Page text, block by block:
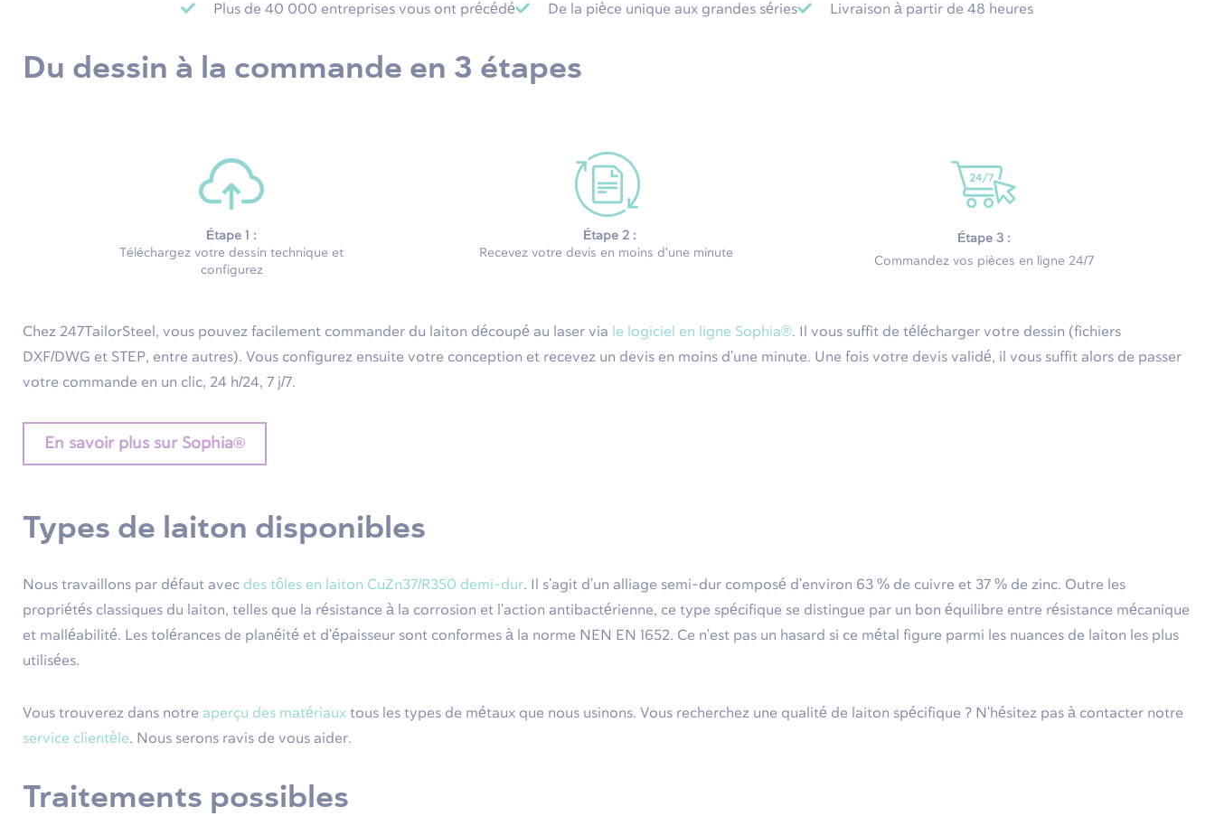
Plus de 40 000 entreprises vous ont précédé De la pièce unique aux grandes séries Livraison à partir de 48 heures
Du dessin à la commande en 3 étapes
Étape 1 :
Téléchargez votre dessin technique et
configurez
Étape 2 :
Recevez votre devis en moins d'une minute
Étape 3 :
Commandez vos pièces en ligne 24/7
Chez 247TailorSteel, vous pouvez facilement commander du laiton découpé au laser via le logiciel en ligne Sophia®. Il vous suffit de télécharger votre dessin (fichiers
DXF/DWG et STEP, entre autres). Vous configurez ensuite votre conception et recevez un devis en moins d'une minute. Une fois votre devis validé, il vous suffit alors de passer
votre commande en un clic, 24 h/24, 7 j/7.
En savoir plus sur Sophia®
Types de laiton disponibles
Nous travaillons par défaut avec des tôles en laiton CuZn37/R350 demi-dur. Il s'agit d'un alliage semi-dur composé d'environ 63 % de cuivre et 37 % de zinc. Outre les
propriétés classiques du laiton, telles que la résistance à la corrosion et l'action antibactérienne, ce type spécifique se distingue par un bon équilibre entre résistance mécanique
et malléabilité. Les tolérances de planéité et d'épaisseur sont conformes à la norme NEN EN 1652. Ce n'est pas un hasard si ce métal figure parmi les nuances de laiton les plus
utilisées.
Vous trouverez dans notre aperçu des matériaux tous les types de métaux que nous usinons. Vous recherchez une qualité de laiton spécifique ? N'hésitez pas à contacter notre
service clientèle. Nous serons ravis de vous aider.
Traitements possibles